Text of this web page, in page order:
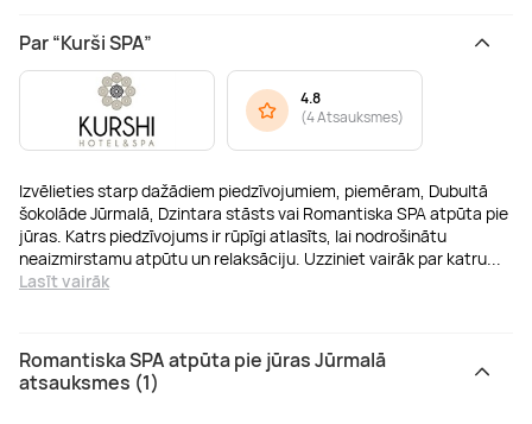
Par “Kurši SPA”
Izvēlieties starp dažādiem piedzīvojumiem, piemēram, Dubultā
šokolāde Jūrmalā, Dzintara stāsts vai Romantiska SPA atpūta pie
jūras. Katrs piedzīvojums ir rūpīgi atlasīts, lai nodrošinātu
neaizmirstamu atpūtu un relaksāciju. Uzziniet vairāk par katru...
Lasīt vairāk
4.8
(4 Atsauksmes)
Romantiska SPA atpūta pie jūras Jūrmalā
atsauksmes (1)